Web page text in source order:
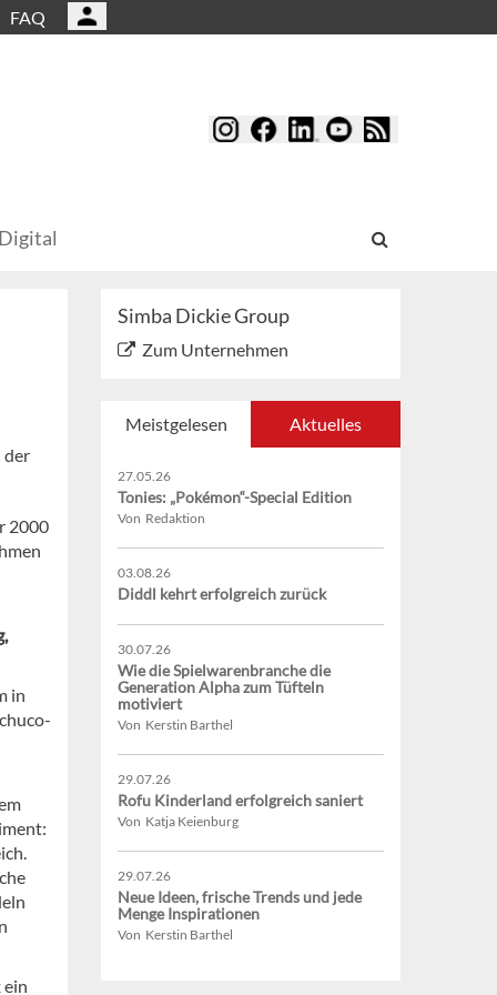
FAQ
der
2000
in
ein
Simba Dickie Group
Zum Unternehmen
Meistgelesen Aktuelles
27.05.26
Tonies: „Pokémon“-Special Edition
Von Redaktion
03.08.26
Diddl kehrt erfolgreich zurück
30.07.26
Wie die Spielwarenbranche die
Generation Alpha zum Tüfteln
motiviert
Von Kerstin Barthel
29.07.26
Rofu Kinderland erfolgreich saniert
Von Katja Keienburg
29.07.26
Neue Ideen, frische Trends und jede
Menge Inspirationen
Von Kerstin Barthel